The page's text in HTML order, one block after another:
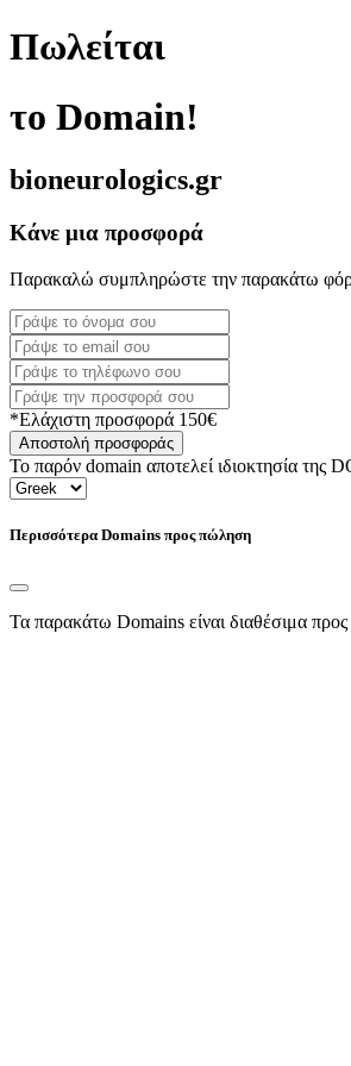
Πωλείται
το Domain!
bioneurologics.gr
Κάνε μια προσφορά
Παρακαλώ συμπληρώστε την παρακάτω
*Ελάχιστη προσφορά 150€
Αποστολή προσφοράς
Το παρόν domain αποτελεί ιδιοκτησία της
Περισσότερα Domains προς πώληση
Τα παρακάτω Domains είναι διαθέσιμα